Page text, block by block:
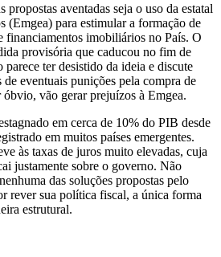
aventadas seja o uso da estatal
(Emgea) para estimular a formação de
financiamentos imobiliários no País. O
provisória que caducou no fim de
parece ter desistido da ideia e discute
eventuais punições pela compra de
vão gerar prejuízos à Emgea.
em cerca de 10% do PIB desde
em muitos países emergentes.
às taxas de juros muito elevadas, cuja
justamente sobre o governo. Não
das soluções propostas pelo
rever sua política fiscal, a única forma
estrutural.